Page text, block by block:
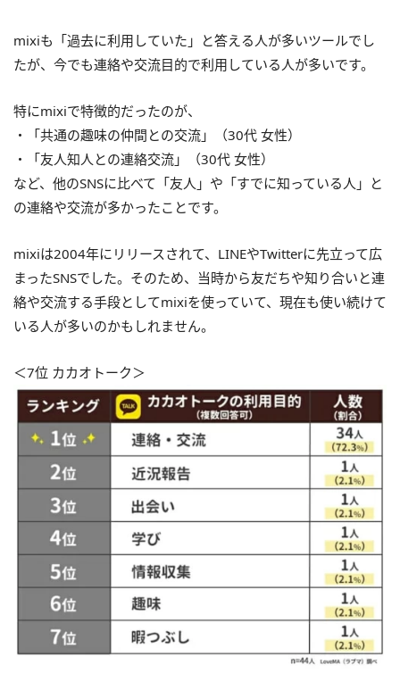
mixiも「過去に利用していた」と答える人が多いツールでし
たが、今でも連絡や交流目的で利用している人が多いです。
特にmixiで特徴的だったのが、
・「共通の趣味の仲間との交流」（30代 女性）
・「友人知人との連絡交流」（30代 女性）
など、他のSNSに比べて「友人」や「すでに知っている人」と
の連絡や交流が多かったことです。
mixiは2004年にリリースされて、LINEやTwitterに先立って広
まったSNSでした。そのため、当時から友だちや知り合いと連
絡や交流する手段としてmixiを使っていて、現在も使い続けて
いる人が多いのかもしれません。
＜7位 カカオトーク＞